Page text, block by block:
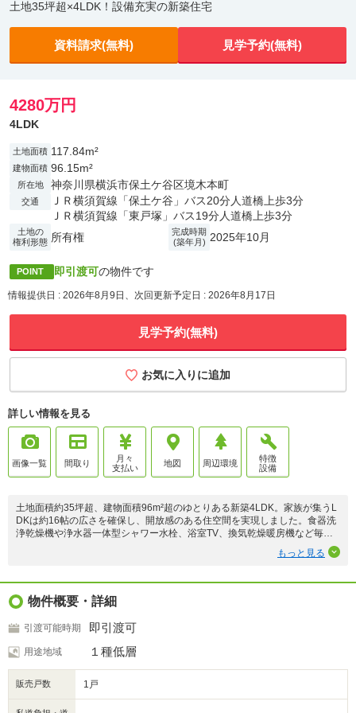
土地35坪超×4LDK！設備充実の新築住宅
資料請求(無料) 見学予約(無料)
4280万円
4LDK
土地面積 117.84m²
建物面積 96.15m²
所在地 神奈川県横浜市保土ケ谷区境木本町
交通
ＪＲ横須賀線「保土ケ谷」バス20分人道橋上歩3分
ＪＲ横須賀線「東戸塚」バス19分人道橋上歩3分
土地の
権利形態 所有権
完成時期
(築年月) 2025年10月
POINT 即引渡可の物件です
情報提供日 : 2026年8月9日、次回更新予定日 : 2026年8月17日
見学予約(無料)
お気に入りに追加
詳しい情報を見る
画像一覧 間取り
月々
支払い
地図 周辺環境
特徴
設備
土地面積約35坪超、建物面積96m²超のゆとりある新築4LDK。家族が集うL
DKは約16帖の広さを確保し、開放感のある住空間を実現しました。食器洗
浄乾燥機や浄水器一体型シャワー水栓、浴室TV、換気乾燥暖房機など毎日
の暮らしを快適にする設備が充実。全居室に収納を備え、室内物干しやガス
乾燥機用コンセントなど家事動線にも配慮されています。保土ケ谷駅・東戸
く彩る、機能性と住みやすさを兼ね備えた一邸です。
もっと見る
物件概要・詳細
引渡可能時期 即引渡可
用途地域 １種低層
販売戸数 1戸